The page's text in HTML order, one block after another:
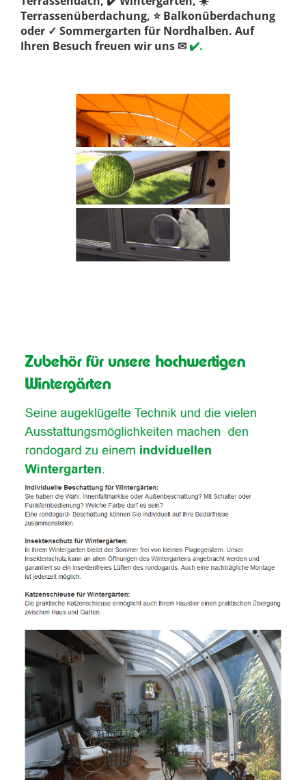
Terrassenüberdachung, ⭐ Balkonüberdachung
oder ✓ Sommergarten für Nordhalben. Auf
Ihren Besuch freuen wir uns ✉✔️.